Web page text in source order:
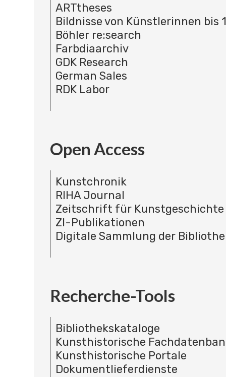
ARTtheses
Bildnisse von Künstlerinnen bis
Böhler re:search
Farbdiaarchiv
GDK Research
German Sales
RDK Labor
Open Access
Kunstchronik
RIHA Journal
Zeitschrift für Kunstgeschichte
ZI-Publikationen
Digitale Sammlung der
Recherche-Tools
Bibliothekskataloge
Kunsthistorische
Kunsthistorische Portale
Dokumentlieferdienste